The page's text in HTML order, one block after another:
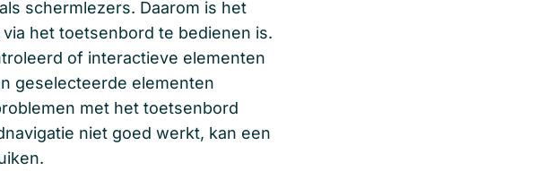
schermlezers. Daarom is het
het toetsenbord te bedienen is.
of interactieve elementen
geselecteerde elementen
met het toetsenbord
niet goed werkt, kan een